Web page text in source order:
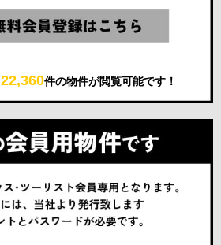
22,360件の物件が閲覧可能です！